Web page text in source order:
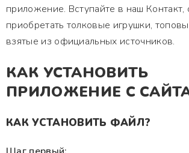
приложение. Вступайте в наш Контакт,
приобретать толковые игрушки,
взятые из официальных источников.
КАК УСТАНОВИТЬ
ПРИЛОЖЕНИЕ С
КАК УСТАНОВИТЬ ФАЙЛ?